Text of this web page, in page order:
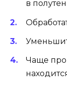
в
Чаще